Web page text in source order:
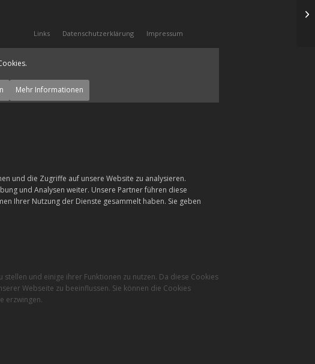
Links Datenschutzerklärung Impressum
Mehr Informationen
und die Zugriffe auf unsere Website zu analysieren.
und Analysen weiter. Unsere Partner führen diese
Ihrer Nutzung der Dienste gesammelt haben. Sie geben
und einige ihrer Funktionen zu nutzen. Da diese Cookies
Webseite zu beeinflussen. Sie können die Cookies
erzwingen.